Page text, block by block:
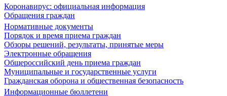
Коронавирус: официальная информация
Обращения граждан
Нормативные документы
Порядок и время приема граждан
Обзоры решений, результаты, принятые меры
Электронные обращения
Общероссийский день приема граждан
Муниципальные и государственные услуги
Гражданская оборона и общественная безопасность
Информационные бюллетени